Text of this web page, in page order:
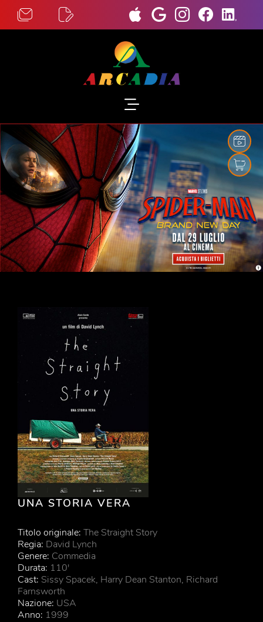
UNA STORIA VERA
Titolo originale: The Straight Story
Regia: David Lynch
Genere: Commedia
Durata: 110'
Cast: Sissy Spacek, Harry Dean Stanton, Richard
Farnsworth
Nazione: USA
Anno: 1999